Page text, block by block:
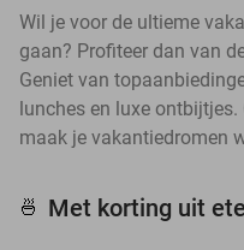
Wil je voor de ultieme
gaan? Profiteer dan van
Geniet van
lunches en luxe
maak je vakantiedromen
🍜 Met korting uit